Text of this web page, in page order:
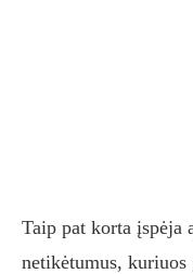
Taip pat korta įspėja
netikėtumus,